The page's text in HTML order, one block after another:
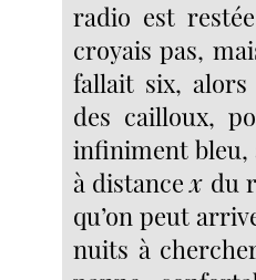
radio est
croyais pas,
fallait six,
des cailloux,
infiniment bleu,
à distancex du
qu’on peut
nuits à